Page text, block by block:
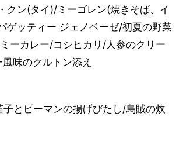
クン(タイ)/ミーゴレン(焼きそば、イ
ゲッティー ジェノベーゼ/初夏の野菜
ーカレー/コシヒカリ/人参のクリー
味のクルトン添え
とピーマンの揚げびたし/烏賊の炊